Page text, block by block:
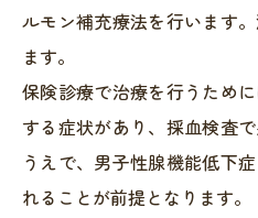
ルモン補充療法を行います
ます。
保険診療で治療を行うため
する症状があり、採血検査
うえで、男子性腺機能低下
れることが前提となります。